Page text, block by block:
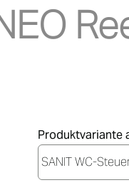
Produktvariante